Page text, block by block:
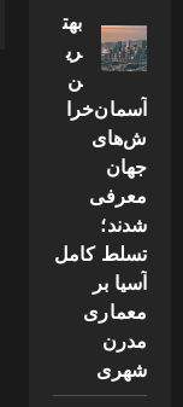
بهت
ری
ن
آسمان‌خرا
ش‌های
جهان
معرفی
شدند؛
تسلط کامل
آسیا بر
معماری
مدرن
شهری